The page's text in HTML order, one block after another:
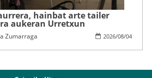
hainbat arte tailer
aukeran Urretxun
2026/08/04
Zumarraga